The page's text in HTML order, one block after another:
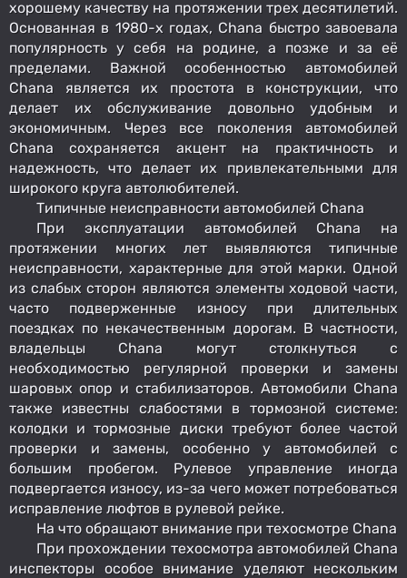
хорошему качеству на протяжении трех десятилетий.
Основанная в 1980-х годах, Chana быстро завоевала
популярность у себя на родине, а позже и за её
пределами. Важной особенностью автомобилей
Chana является их простота в конструкции, что
делает их обслуживание довольно удобным и
экономичным. Через все поколения автомобилей
Chana сохраняется акцент на практичность и
надежность, что делает их привлекательными для
широкого круга автолюбителей.
Типичные неисправности автомобилей Chana
При эксплуатации автомобилей Chana на
протяжении многих лет выявляются типичные
неисправности, характерные для этой марки. Одной
из слабых сторон являются элементы ходовой части,
часто подверженные износу при длительных
поездках по некачественным дорогам. В частности,
владельцы Chana могут столкнуться с
необходимостью регулярной проверки и замены
шаровых опор и стабилизаторов. Автомобили Chana
также известны слабостями в тормозной системе:
колодки и тормозные диски требуют более частой
проверки и замены, особенно у автомобилей с
большим пробегом. Рулевое управление иногда
подвергается износу, из-за чего может потребоваться
исправление люфтов в рулевой рейке.
На что обращают внимание при техосмотре Chana
При прохождении техосмотра автомобилей Chana
инспекторы особое внимание уделяют нескольким